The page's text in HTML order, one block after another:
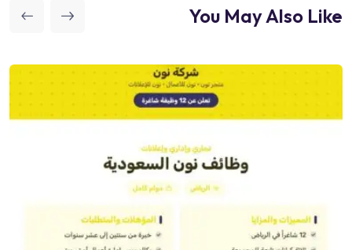
You May Also Like